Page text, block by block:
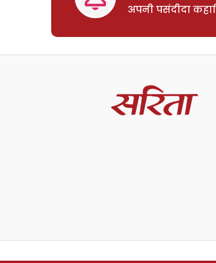
अपनी पसंदीदा